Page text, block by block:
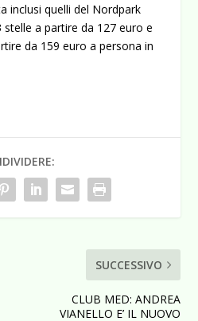
inclusi quelli del Nordpark
stelle a partire da 127 euro e
da 159 euro a persona in
SUCCESSIVO
CLUB MED: ANDREA
VIANELLO E’ IL NUOVO